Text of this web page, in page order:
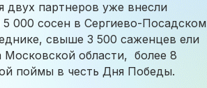
двух партнеров уже внесли
000 сосен в Сергиево-Посадском
свыше 3 500 саженцев ели
Московской области, более 8
поймы в честь Дня Победы.